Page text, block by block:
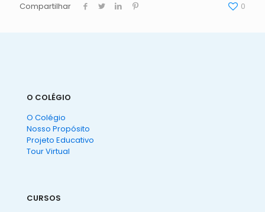
Compartilhar 0
O COLÉGIO
O Colégio
Nosso Propósito
Projeto Educativo
Tour Virtual
CURSOS